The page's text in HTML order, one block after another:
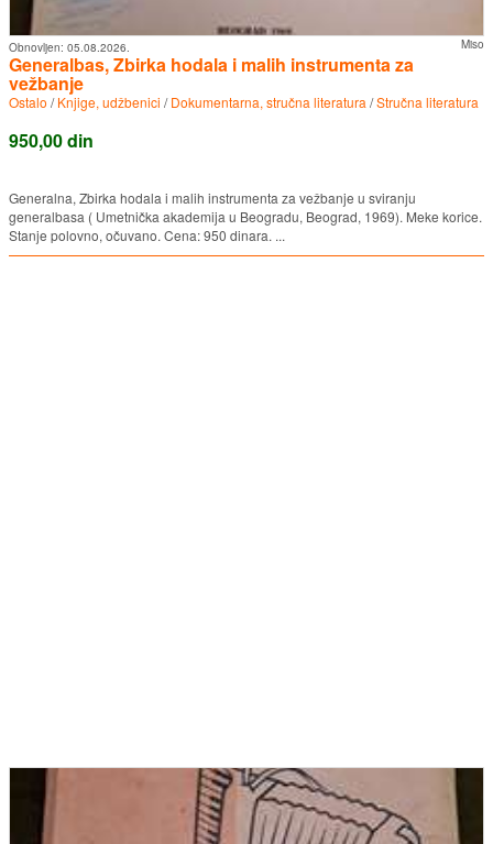
Miso
Obnovljen: 05.08.2026.
Generalbas, Zbirka hodala i malih instrumenta za
vežbanje
Ostalo /Knjige, udžbenici /Dokumentarna, stručna literatura /Stručna literatura
950,00 din
Generalna, Zbirka hodala i malih instrumenta za vežbanje u sviranju
generalbasa ( Umetnička akademija u Beogradu, Beograd, 1969). Meke korice.
Stanje polovno, očuvano. Cena: 950 dinara. ...